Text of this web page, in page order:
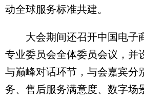
动全球服务标准共建。
大会期间还召开中国电子
专业委员会全体委员会议，并
与巅峰对话环节，与会嘉宾分
务、售后服务满意度、数字场